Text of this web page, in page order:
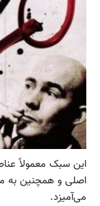
این سبک معمولاً
اصلی و همچنین به
می‌آمیزد.